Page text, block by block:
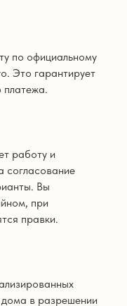
по официальному
Это гарантирует
платежа.
работу и
согласование
Вы
при
правки.
в разрешении